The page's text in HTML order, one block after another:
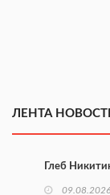
ЛЕНТА
Глеб